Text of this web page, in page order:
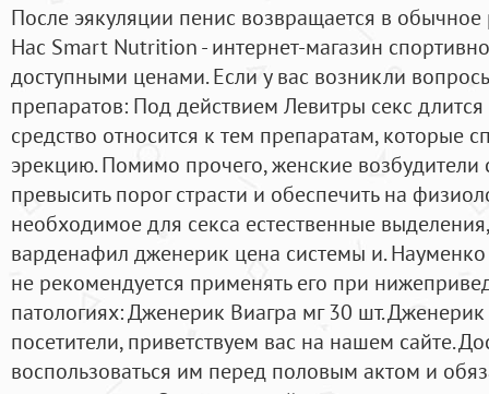
После эякуляции пенис возвращается в
Нас Smart Nutrition - интернет-магазин
доступными ценами. Если у вас возникли
препаратов: Под действием Левитры секс
средство относится к тем препаратам, которые
эрекцию. Помимо прочего, женские
превысить порог страсти и обеспечить на
необходимое для секса естественные
варденафил дженерик цена системы и.
не рекомендуется применять его при
патологиях: Дженерик Виагра мг 30 шт.
посетители, приветствуем вас на нашем сайте.
воспользоваться им перед половым актом и